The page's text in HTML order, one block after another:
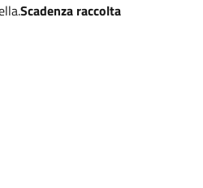
Scadenza raccolta